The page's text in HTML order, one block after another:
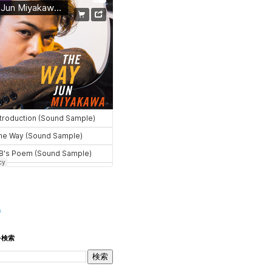
検索